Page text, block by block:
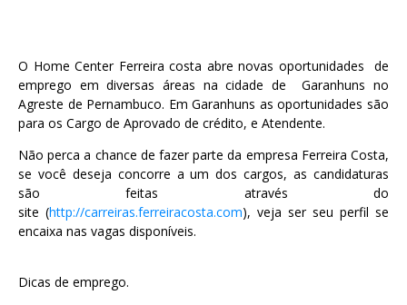
O Home Center Ferreira costa abre novas oportunidades de
emprego em diversas áreas na cidade de Garanhuns no
Agreste de Pernambuco. Em Garanhuns as oportunidades são
para os Cargo de Aprovado de crédito, e Atendente.
Não perca a chance de fazer parte da empresa Ferreira Costa,
se você deseja concorre a um dos cargos, as candidaturas
são feitas através do
site (http://carreiras.ferreiracosta.com), veja ser seu perfil se
encaixa nas vagas disponíveis.
Dicas de emprego.